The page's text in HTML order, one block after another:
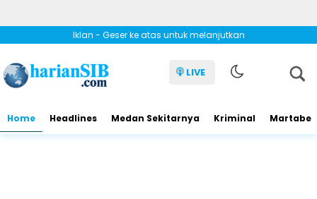
Iklan - Geser ke atas untuk melanjutkan
LIVE
Home Headlines Medan Sekitarnya Kriminal Martabe